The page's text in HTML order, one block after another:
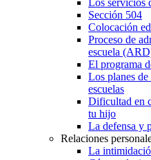
Sección 504
Colocación
Proceso de
escuela
El programa
Los planes
escuelas
Dificultad en
tu hijo
La defensa y
Relaciones
La